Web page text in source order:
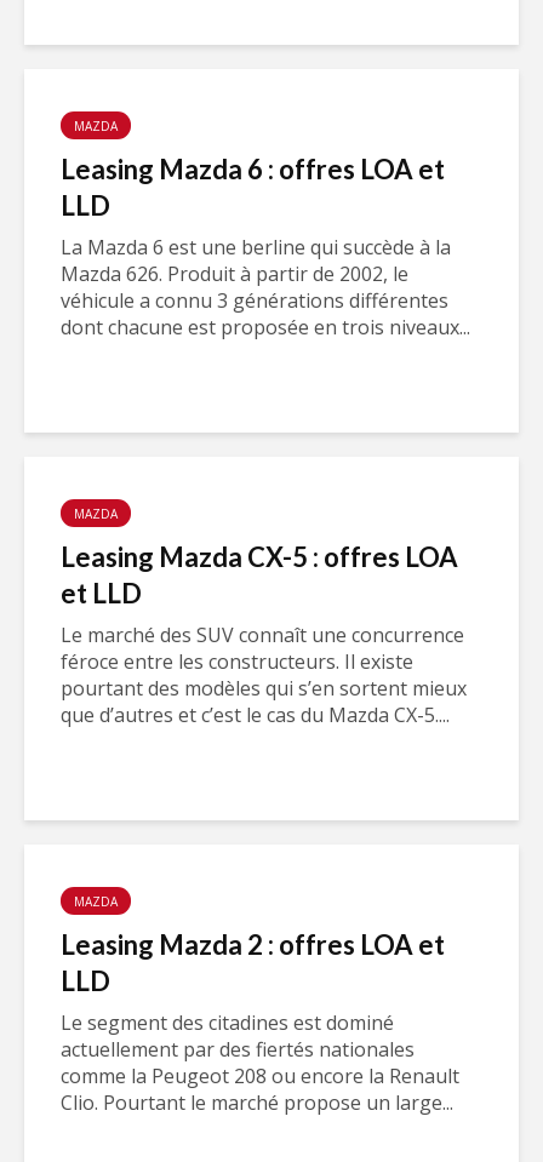
MAZDA
Leasing Mazda 6 : offres LOA et
LLD
La Mazda 6 est une berline qui succède à la
Mazda 626. Produit à partir de 2002, le
véhicule a connu 3 générations différentes
dont chacune est proposée en trois niveaux...
MAZDA
Leasing Mazda CX-5 : offres LOA
et LLD
Le marché des SUV connaît une concurrence
féroce entre les constructeurs. Il existe
pourtant des modèles qui s’en sortent mieux
que d’autres et c’est le cas du Mazda CX-5....
MAZDA
Leasing Mazda 2 : offres LOA et
LLD
Le segment des citadines est dominé
actuellement par des fiertés nationales
comme la Peugeot 208 ou encore la Renault
Clio. Pourtant le marché propose un large...